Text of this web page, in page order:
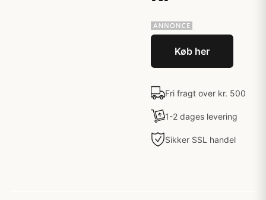
Køb her
Fri fragt over kr. 500
1-2 dages levering
Sikker SSL handel